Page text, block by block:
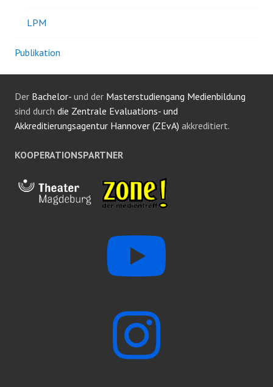
LPM
Publikation
Der Bachelor- und der Masterstudiengang Medienbildung
sind durch die Zentrale Evaluations- und
Akkreditierungsagentur Hannover (ZEvA) akkreditiert.
KOOPERATIONSPARTNER